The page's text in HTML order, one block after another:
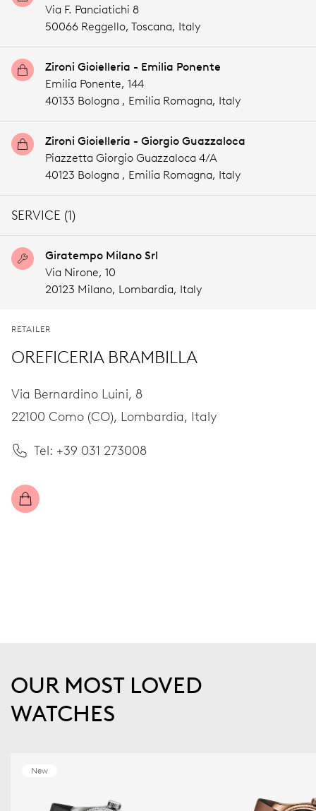
Via F. Panciatichi 8
50066 Reggello, Toscana, Italy
Zironi Gioielleria - Emilia Ponente
Emilia Ponente, 144
40133 Bologna , Emilia Romagna, Italy
Zironi Gioielleria - Giorgio Guazzaloca
Piazzetta Giorgio Guazzaloca 4/A
40123 Bologna , Emilia Romagna, Italy
SERVICE (1)
Giratempo Milano Srl
Via Nirone, 10
20123 Milano, Lombardia, Italy
RETAILER
OREFICERIA BRAMBILLA
Via Bernardino Luini, 8
22100 Como (CO), Lombardia, Italy
Tel: +39 031 273008
OUR MOST LOVED
WATCHES
New